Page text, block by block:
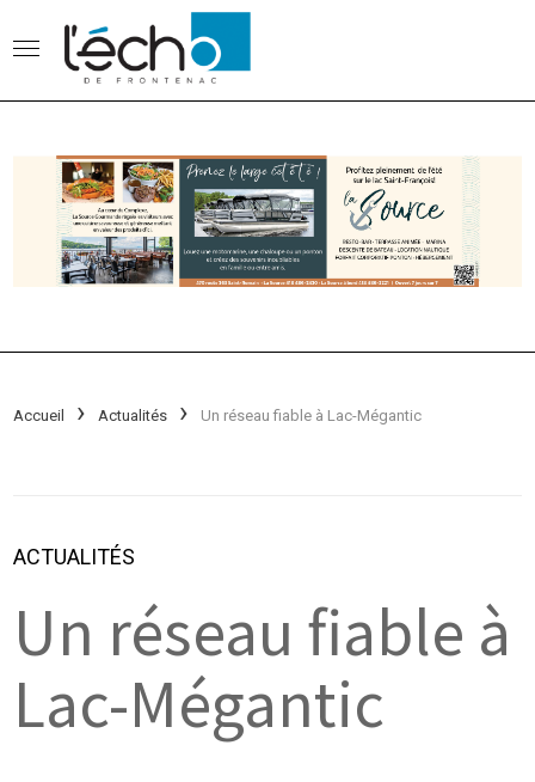
Accueil Actualités Un réseau fiable à Lac-Mégantic
ACTUALITÉS
Un réseau fiable à
Lac-Mégantic